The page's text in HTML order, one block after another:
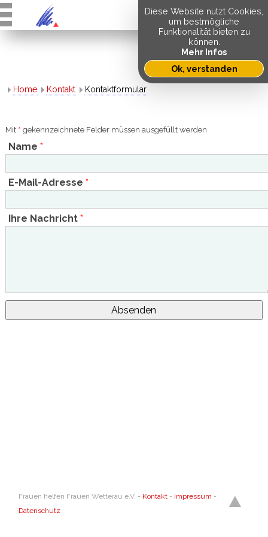
Home Kontakt Kontaktformular
Mit * gekennzeichnete Felder müssen ausgefüllt werden
Name *
E-Mail-Adresse *
Ihre Nachricht *
Absenden
Frauen helfen Frauen Wetterau e.V. - Kontakt - Impressum -
Datenschutz
Diese Website nutzt Cookies,
um bestmögliche
Funktionalität bieten zu
können.
Mehr Infos
Ok, verstanden